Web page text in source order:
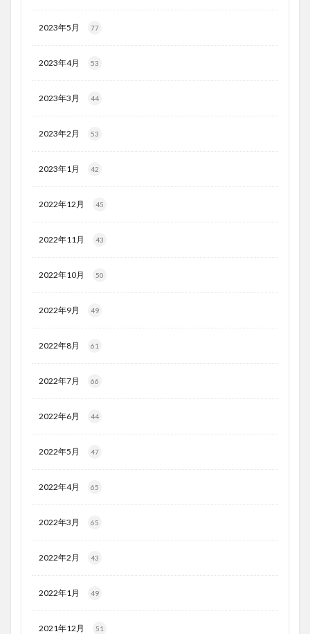
2023年5月 77
2023年4月 53
2023年3月 44
2023年2月 53
2023年1月 42
2022年12月 45
2022年11月 43
2022年10月 50
2022年9月 49
2022年8月 61
2022年7月 66
2022年6月 44
2022年5月 47
2022年4月 65
2022年3月 65
2022年2月 43
2022年1月 49
2021年12月 51